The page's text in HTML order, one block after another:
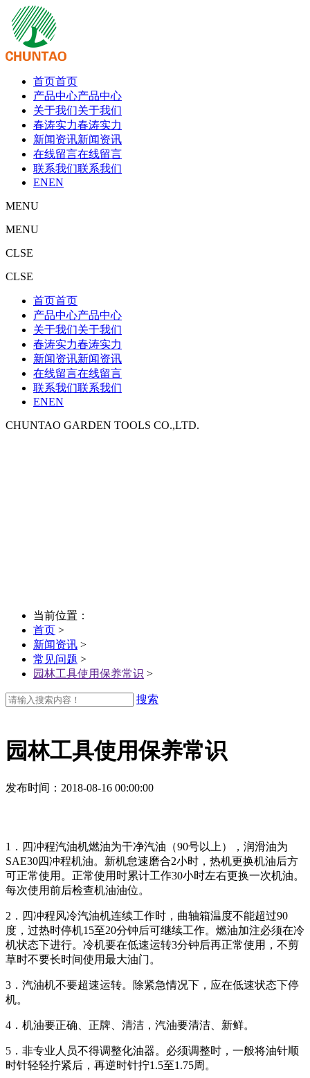
首页首页
产品中心产品中心
关于我们关于我们
春涛实力春涛实力
新闻资讯新闻资讯
在线留言在线留言
联系我们联系我们
ENEN
MENU
MENU
CLSE
CLSE
首页首页
产品中心产品中心
关于我们关于我们
春涛实力春涛实力
新闻资讯新闻资讯
在线留言在线留言
联系我们联系我们
ENEN
CHUNTAO GARDEN TOOLS CO.,LTD.
当前位置：
首页 >
新闻资讯 >
常见问题 >
园林工具使用保养常识 >
搜索
园林工具使用保养常识
发布时间 ：2018-08-16 00:00:00
1．四冲程汽油机燃油为干净汽油（90号以上），润滑油为
SAE30四冲程机油。新机怠速磨合2小时，热机更换机油后方
可正常使用。正常使用时累计工作30小时左右更换一次机油。
每次使用前后检查机油油位。
2．四冲程风冷汽油机连续工作时，曲轴箱温度不能超过90
度，过热时停机15至20分钟后可继续工作。燃油加注必须在冷
机状态下进行。冷机要在低速运转3分钟后再正常使用，不剪
草时不要长时间使用最大油门。
3．汽油机不要超速运转。除紧急情况下，应在低速状态下停
机。
4．机油要正确、正牌、清洁，汽油要清洁、新鲜。
5．非专业人员不得调整化油器。必须调整时，一般将油针顺
时针轻轻拧紧后，再逆时针拧1.5至1.75周。